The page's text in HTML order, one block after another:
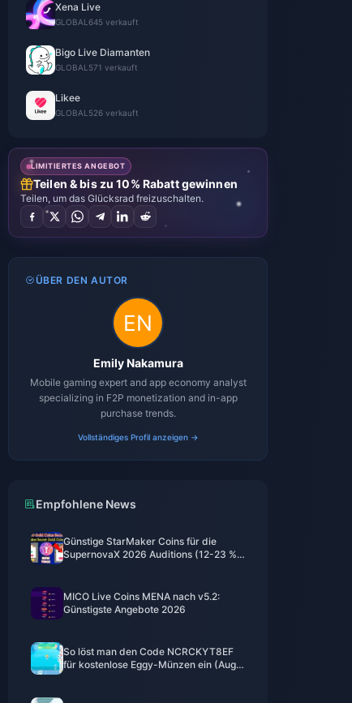
Xena Live
GLOBAL 645 verkauft
Bigo Live Diamanten
GLOBAL 571 verkauft
Likee
GLOBAL 526 verkauft
LIMITIERTES ANGEBOT
Teilen & bis zu 10% Rabatt gewinnen
Teilen, um das Glücksrad freizuschalten.
ÜBER DEN AUTOR
Emily Nakamura
Mobile gaming expert and app economy analyst
specializing in F2P monetization and in-app
purchase trends.
Vollständiges Profil anzeigen →
Empfohlene News
Günstige StarMaker Coins für die
SupernovaX 2026 Auditions (12-23 %
MICO Live Coins MENA nach v5.2:
Günstigste Angebote 2026
So löst man den Code NCRCKYT8EF
für kostenlose Eggy-Münzen ein (Aug.